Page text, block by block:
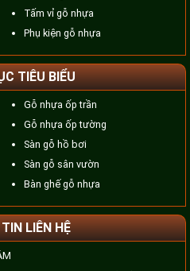
Tấm vỉ gỗ nhựa
Phụ kiện gỗ nhựa
TIÊU BIỂU
Gỗ nhựa ốp trần
Gỗ nhựa ốp tường
Sàn gỗ hồ bơi
Sàn gỗ sân vườn
Bàn ghế gỗ nhựa
LIÊN HỆ